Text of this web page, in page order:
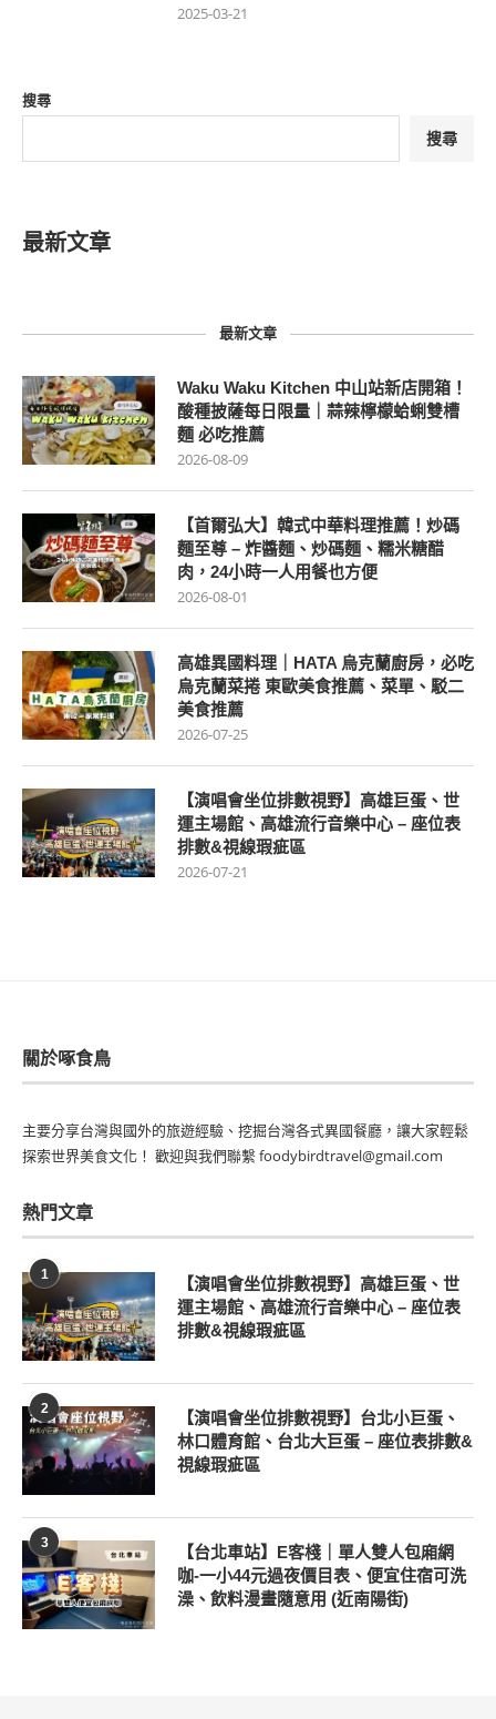
2025-03-21
搜尋
搜尋
最新文章
最新文章
Waku Waku Kitchen 中山站新店開箱！
酸種披薩每日限量｜蒜辣檸檬蛤蜊雙槽
麵 必吃推薦
2026-08-09
【首爾弘大】韓式中華料理推薦！炒碼
麵至尊 – 炸醬麵、炒碼麵、糯米糖醋
肉，24小時一人用餐也方便
2026-08-01
高雄異國料理｜HATA 烏克蘭廚房，必吃
烏克蘭菜捲 東歐美食推薦、菜單、駁二
美食推薦
2026-07-25
【演唱會坐位排數視野】高雄巨蛋、世
運主場館、高雄流行音樂中心 – 座位表
排數&視線瑕疵區
2026-07-21
關於啄食鳥
主要分享台灣與國外的旅遊經驗、挖掘台灣各式異國餐廳，讓大家輕鬆
探索世界美食文化！ 歡迎與我們聯繫 foodybirdtravel@gmail.com
熱門文章
1
【演唱會坐位排數視野】高雄巨蛋、世
運主場館、高雄流行音樂中心 – 座位表
排數&視線瑕疵區
2
【演唱會坐位排數視野】台北小巨蛋、
林口體育館、台北大巨蛋 – 座位表排數&
視線瑕疵區
3
【台北車站】E客棧｜單人雙人包廂網
咖-一小44元過夜價目表、便宜住宿可洗
澡、飲料漫畫隨意用 (近南陽街)